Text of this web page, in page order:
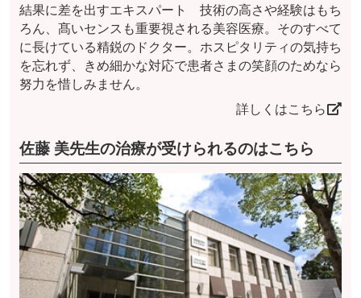
結果に差を出すエキスパート 技術の高さや経験はもち
ろん、髙いセンスも重要視される美容医療。そのすべて
に長けている精鋭のドクター。ホスピタリティの気持ち
を忘れず、きめ細かな対応で患者さまの笑顔のためなら
努力を惜しみません。
詳しくはこちら
佐藤 美先生の治療が受けられるのはこちら